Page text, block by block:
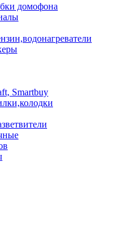
домофона
Smartbuy